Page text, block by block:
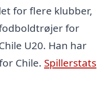
for flere klubber,
for
U20. Han har
Chile. Spillerstats